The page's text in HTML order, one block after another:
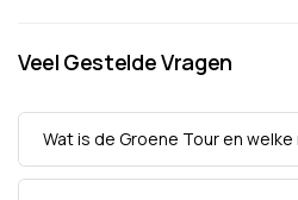
Veel Gestelde Vragen
Wat is de Groene Tour en